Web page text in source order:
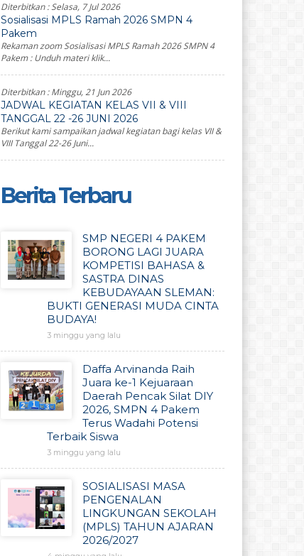
Diterbitkan :Selasa, 7 Jul 2026
Sosialisasi MPLS Ramah 2026 SMPN 4
Pakem
Rekaman zoom Sosialisasi MPLS Ramah 2026 SMPN 4
Pakem : Unduh materi klik...
Diterbitkan :Minggu, 21 Jun 2026
JADWAL KEGIATAN KELAS VII & VIII
TANGGAL 22 -26 JUNI 2026
Berikut kami sampaikan jadwal kegiatan bagi kelas VII &
VIII Tanggal 22-26 Juni...
Berita Terbaru
SMP NEGERI 4 PAKEM
BORONG LAGI JUARA
KOMPETISI BAHASA &
SASTRA DINAS
KEBUDAYAAN SLEMAN:
BUKTI GENERASI MUDA CINTA
BUDAYA!
3 minggu yang lalu
Daffa Arvinanda Raih
Juara ke-1 Kejuaraan
Daerah Pencak Silat DIY
2026, SMPN 4 Pakem
Terus Wadahi Potensi
Terbaik Siswa
3 minggu yang lalu
SOSIALISASI MASA
PENGENALAN
LINGKUNGAN SEKOLAH
(MPLS) TAHUN AJARAN
2026/2027